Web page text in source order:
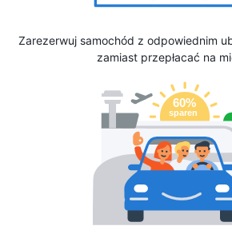
Zarezerwuj samochód z odpowiednim
zamiast przepłacać na